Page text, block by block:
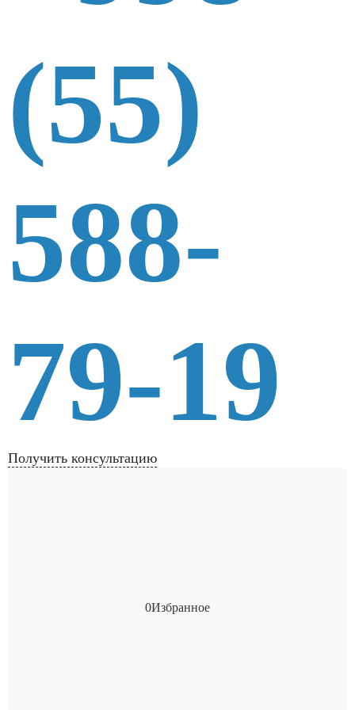
(55)
588-
79-19
Получить консультацию
0Избранное